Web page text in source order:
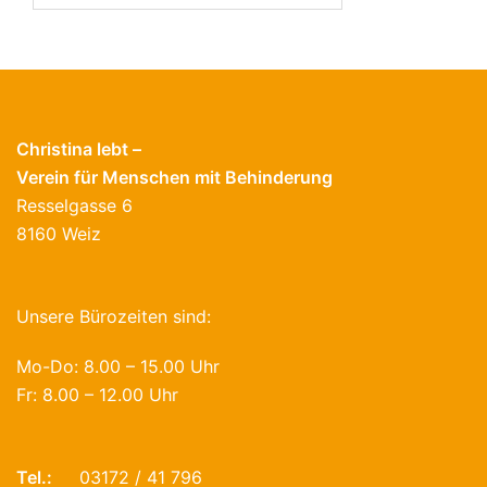
Christina lebt –
Verein für Menschen mit Behinderung
Resselgasse 6
8160 Weiz
Unsere Bürozeiten sind:
Mo-Do: 8.00 – 15.00 Uhr
Fr: 8.00 – 12.00 Uhr
Tel.: 03172 / 41 796